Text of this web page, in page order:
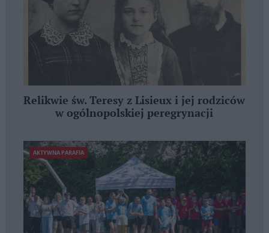
Relikwie św. Teresy z Lisieux i jej rodziców
w ogólnopolskiej peregrynacji
AKTYWNA PARAFIA